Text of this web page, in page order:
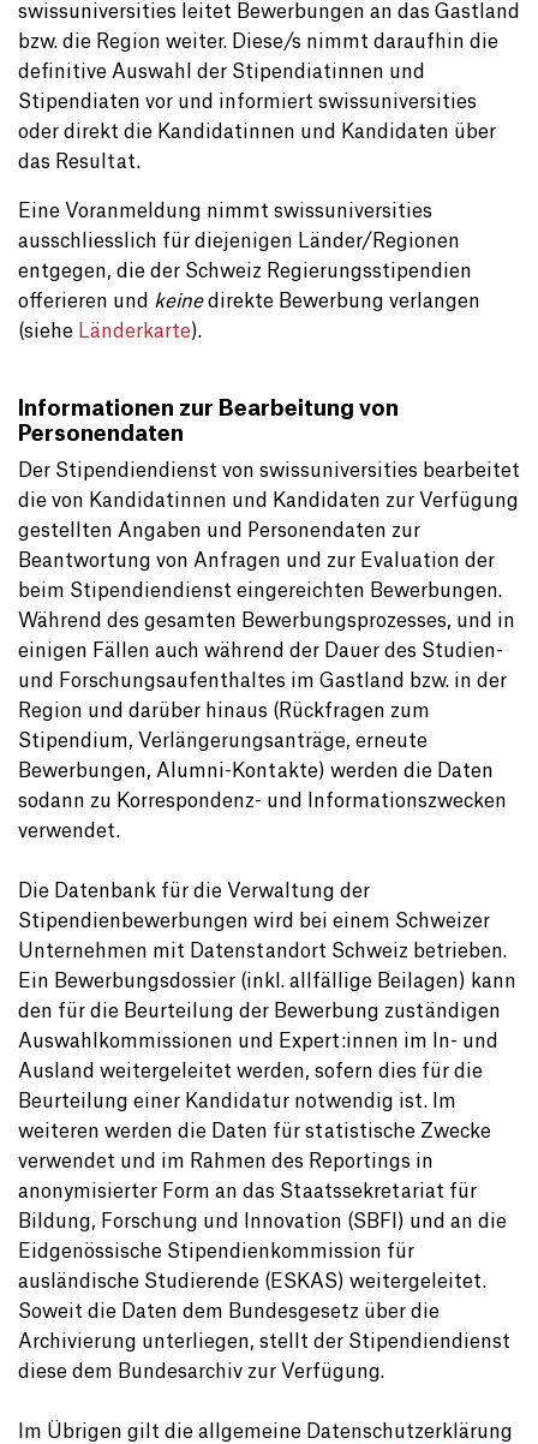
swissuniversities leitet Bewerbungen an das Gastland
bzw. die Region weiter. Diese/s nimmt daraufhin die
definitive Auswahl der Stipendiatinnen und
Stipendiaten vor und informiert swissuniversities
oder direkt die Kandidatinnen und Kandidaten über
das Resultat.
Eine Voranmeldung nimmt swissuniversities
ausschliesslich für diejenigen Länder/Regionen
entgegen, die der Schweiz Regierungsstipendien
offerieren und keinedirekte Bewerbung verlangen
(siehe Länderkarte).
Informationen zur Bearbeitung von
Personendaten
Der Stipendiendienst von swissuniversities bearbeitet
die von Kandidatinnen und Kandidaten zur Verfügung
gestellten Angaben und Personendaten zur
Beantwortung von Anfragen und zur Evaluation der
beim Stipendiendienst eingereichten Bewerbungen.
Während des gesamten Bewerbungsprozesses, und in
einigen Fällen auch während der Dauer des Studien-
und Forschungsaufenthaltes im Gastland bzw. in der
Region und darüber hinaus (Rückfragen zum
Stipendium, Verlängerungsanträge, erneute
Bewerbungen, Alumni-Kontakte) werden die Daten
sodann zu Korrespondenz- und Informationszwecken
verwendet.
Die Datenbank für die Verwaltung der
Stipendienbewerbungen wird bei einem Schweizer
Unternehmen mit Datenstandort Schweiz betrieben.
Ein Bewerbungsdossier (inkl. allfällige Beilagen) kann
den für die Beurteilung der Bewerbung zuständigen
Auswahlkommissionen und Expert:innen im In- und
Ausland weitergeleitet werden, sofern dies für die
Beurteilung einer Kandidatur notwendig ist. Im
weiteren werden die Daten für statistische Zwecke
verwendet und im Rahmen des Reportings in
anonymisierter Form an das Staatssekretariat für
Bildung, Forschung und Innovation (SBFI) und an die
Eidgenössische Stipendienkommission für
ausländische Studierende (ESKAS) weitergeleitet.
Soweit die Daten dem Bundesgesetz über die
Archivierung unterliegen, stellt der Stipendiendienst
diese dem Bundesarchiv zur Verfügung.
Im Übrigen gilt die allgemeine Datenschutzerklärung